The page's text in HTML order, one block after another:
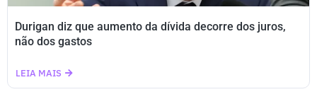
Durigan diz que aumento da dívida decorre dos juros,
não dos gastos
LEIA MAIS